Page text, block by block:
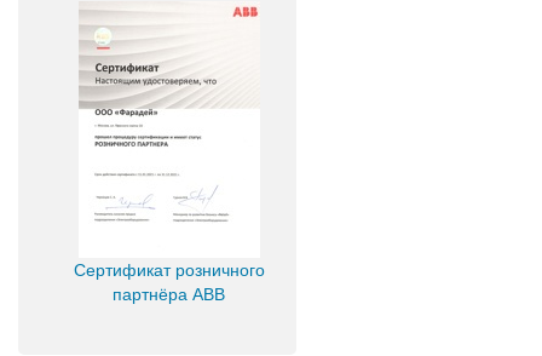
Сертификат розничного
партнёра ABB